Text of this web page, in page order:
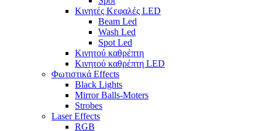
Κινητές Κεφαλές LED
Beam Led
Wash Led
Spot Led
Κινητού καθρέπτη
Κινητού καθρέπτη LED
Φωτιστικά Effects
Black Lights
Mirror Balls-Moters
Strobes
Laser Effects
RGB